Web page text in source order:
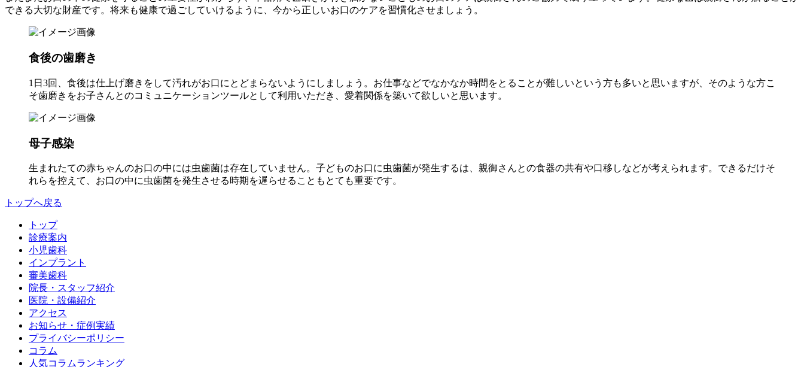
できる大切な財産です。将来も健康で過ごしていけるように、今から正しいお口のケアを習慣化させましょう。
食後の歯磨き
1日3回、食後は仕上げ磨きをして汚れがお口にとどまらないようにしましょう。お仕事などでなかなか時間をとることが難しいという方も多いと思いますが、そのような方こ
そ歯磨きをお子さんとのコミュニケーションツールとして利用いただき、愛着関係を築いて欲しいと思います。
母子感染
生まれたての赤ちゃんのお口の中には虫歯菌は存在していません。子どものお口に虫歯菌が発生するは、親御さんとの食器の共有や口移しなどが考えられます。できるだけそ
れらを控えて、お口の中に虫歯菌を発生させる時期を遅らせることもとても重要です。
トップへ戻る
トップ
診療案内
小児歯科
インプラント
審美歯科
院長・スタッフ紹介
医院・設備紹介
アクセス
お知らせ・症例実績
プライバシーポリシー
コラム
人気コラムランキング